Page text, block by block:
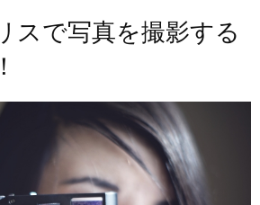
スで写真を撮影する